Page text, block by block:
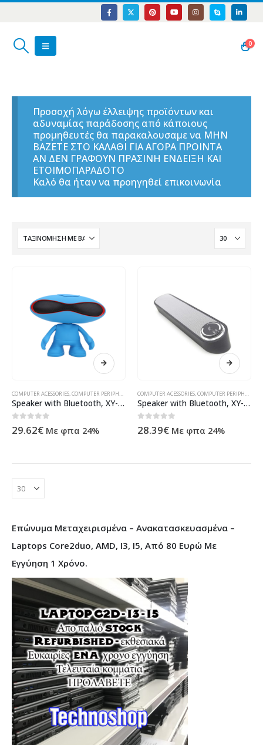
0
Προσοχή λόγω έλλειψης προϊόντων και
αδυναμίας παράδοσης από κάποιους
προμηθευτές θα παρακαλουσαμε να ΜΗΝ
ΒΑΖΕΤΕ ΣΤΟ ΚΑΛΑΘΙ ΓΙΑ ΑΓΟΡΑ ΠΡΟΙΝΤΑ
ΑΝ ΔΕΝ ΓΡΑΦΟΥΝ ΠΡΑΣΙΝΗ ΕΝΔΕΙΞΗ ΚΑΙ
ΕΤΟΙΜΟΠΑΡΑΔΟΤΟ
Καλό θα ήταν να προηγηθεί επικοινωνία
COMPUTER ACESSORIES COMPUTER PERIPHERALS SPEAKERS,ΠΡΟΪΌΝΤΑ ΠΛΗΡΟΦΟΡΙΚΉΣ - ΚΙΝΗΤΉΣ
Speaker with Bluetooth, XY-Q30A, USB, SD, AUX, FM, Different colors – 22075
0out of 5
29.62€ Με φπα 24%
COMPUTER ACESSORIES COMPUTER PERIPHERALS
Speaker with Bluetooth, XY-S586, USB, SD, FM, Different colors – 22073
0out of 5
28.39€ Με φπα 24%
Επώνυμα Μεταχειρισμένα – Ανακατασκευασμένα –
Laptops Core2duo, AMD, I3, I5, Από 80 Ευρώ Με
Εγγύηση 1 Χρόνο.